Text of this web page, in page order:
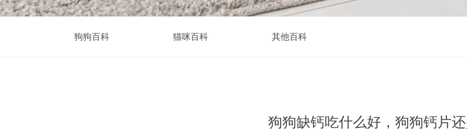
狗狗缺钙吃什么好，狗狗钙片
狗狗百科 猫咪百科 其他百科